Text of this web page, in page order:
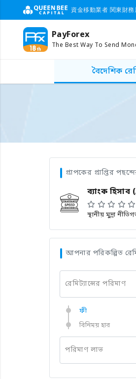
資金移動業者 関東財
PayForex
The Best Way To Send
বৈদেশিক
প্রাপকের প্রাপ্তির
ব্যাংক
স্থানীয় মুদ্রা
আপনার পরিকল্পিত
রেমিট্যান্সের পরিমাণ
ফী
বিনিময় হার
পরিমাণ লাভ